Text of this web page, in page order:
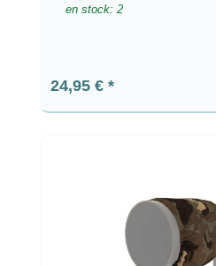
en stock: 2
Prix régulier :
24,95 €